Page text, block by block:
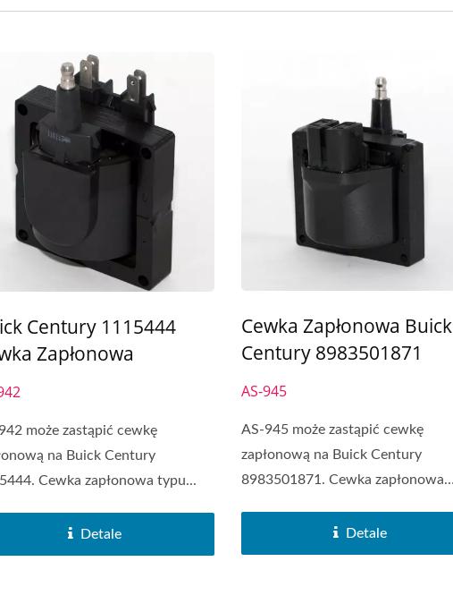
Century 1115444
Zapłonowa
może zastąpić cewkę
na Buick Century
Cewka zapłonowa typu...
Detale
Cewka Zapłonowa Buick
Century 8983501871
AS-945
AS-945 może zastąpić cewkę
zapłonową na Buick Century
8983501871. Cewka zapłonowa
Detale